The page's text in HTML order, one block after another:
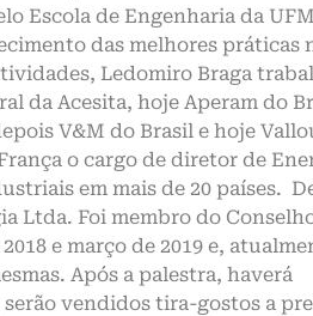
Escola de Engenharia da
das melhores práticas
Ledomiro Braga
da Acesita, hoje Aperam do
V&M do Brasil e hoje
o cargo de diretor de
em mais de 20 países.
Ltda. Foi membro do
e março de 2019 e,
Após a palestra, haverá
vendidos tira-gostos a